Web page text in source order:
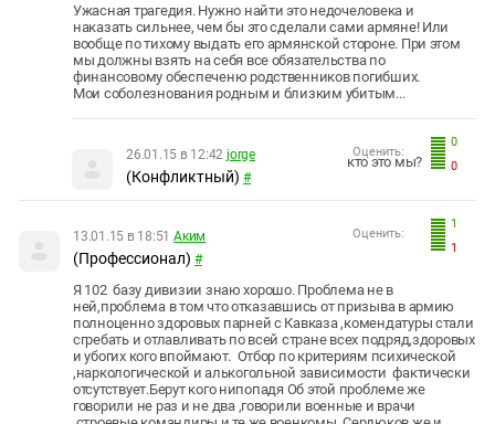
Ужасная трагедия. Нужно найти это недочеловека и
наказать сильнее, чем бы это сделали сами армяне! Или
вообще по тихому выдать его армянской стороне. При этом
мы должны взять на себя все обязательства по
финансовому обеспеченю родственников погибших.
Мои соболезнования родным и близким убитым...
0
0
Оценить:
26.01.15 в 12:42 jorge
(Конфликтный) #
кто это мы?
1
1
Оценить:
13.01.15 в 18:51 Аким
(Профессионал) #
Я 102 базу дивизии знаю хорошо. Проблема не в
ней,проблема в том что отказавшись от призыва в армию
полноценно здоровых парней с Кавказа ,комендатуры стали
сгребать и отлавливать по всей стране всех подряд,здоровых
и убогих кого впоймают. Отбор по критериям психической
,наркологической и алькогольной зависимости фактически
отсутствует.Берут кого нипопадя Об этой проблеме же
говорили не раз и не два ,говорили военные и врачи